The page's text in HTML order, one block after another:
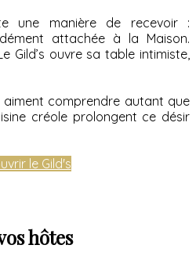
une manière de recevoir :
attachée à la Maison.
Gild’s ouvre sa table intimiste,
comprendre autant que
créole prolongent ce désir
le Gild's
hôtes